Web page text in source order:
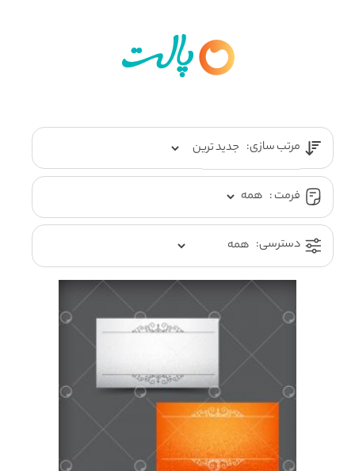
مرتب سازی:
فرمت :
دسترسی: